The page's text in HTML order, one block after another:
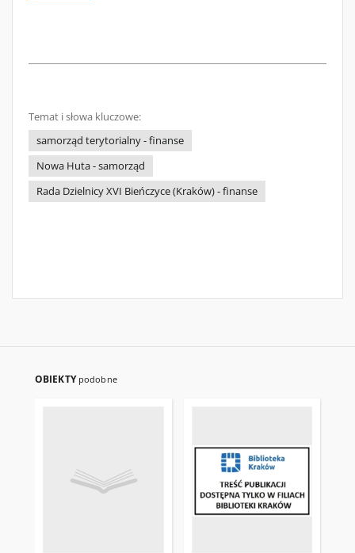
Temat i słowa kluczowe:
samorząd terytorialny - finanse
Nowa Huta - samorząd
Rada Dzielnicy XVI Bieńczyce (Kraków) - finanse
OBIEKTY podobne